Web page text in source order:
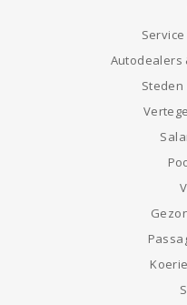
Autodealers
Steden